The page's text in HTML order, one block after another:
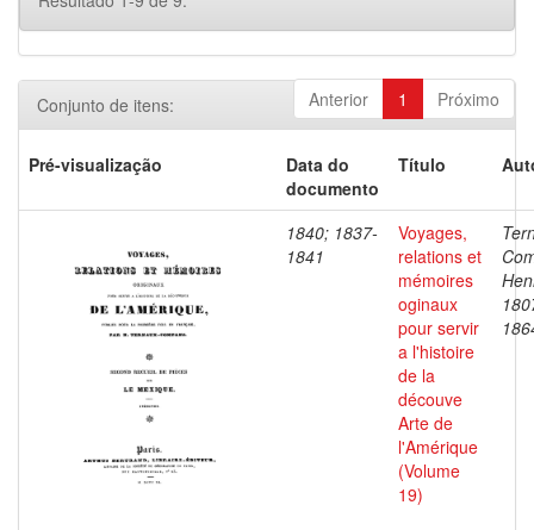
Anterior 1 Próximo
Conjunto de itens:
Pré-visualização
Data do
documento
Título
1840; 1837-
1841
Voyages,
relations et
mémoires
oginaux
pour servir
a l'histoire
de la
découve
Arte de
l'Amérique
(Volume
19)